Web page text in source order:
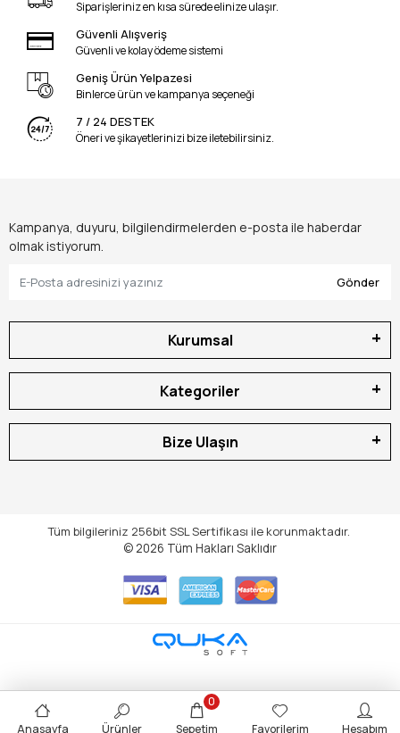
Siparişleriniz en kısa sürede elinize ulaşır.
Güvenli Alışveriş
Güvenli ve kolay ödeme sistemi
Geniş Ürün Yelpazesi
Binlerce ürün ve kampanya seçeneği
7 / 24 DESTEK
Öneri ve şikayetlerinizi bize iletebilirsiniz.
Kampanya, duyuru, bilgilendirmelerden e-posta ile haberdar
olmak istiyorum.
Gönder
Kurumsal
Kategoriler
Bize Ulaşın
Tüm bilgileriniz 256bit SSL Sertifikası ile korunmaktadır.
© 2026 Tüm Hakları Saklıdır
Anasayfa Ürünler Sepetim
0
Favorilerim
Hesabım